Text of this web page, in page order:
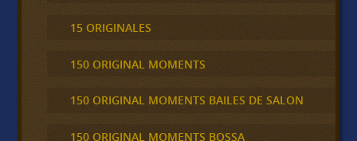
15 ORIGINALES
150 ORIGINAL MOMENTS
150 ORIGINAL MOMENTS BAILES DE SALON
150 ORIGINAL MOMENTS BOSSA